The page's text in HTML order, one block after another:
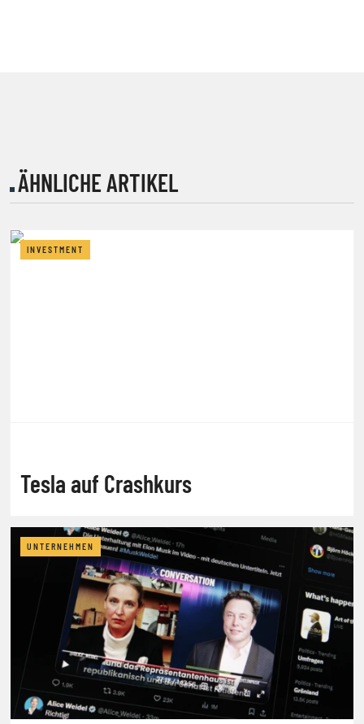
ÄHNLICHE ARTIKEL
INVESTMENT
Tesla auf Crashkurs
UNTERNEHMEN